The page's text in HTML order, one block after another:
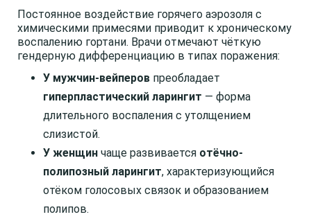
Постоянное воздействие горячего аэрозоля с
химическими примесями приводит к хроническому
воспалению гортани. Врачи отмечают чёткую
гендерную дифференциацию в типах поражения:
У мужчин-вейперов преобладает
гиперпластический ларингит — форма
длительного воспаления с утолщением
слизистой.
У женщин чаще развивается отёчно-
полипозный ларингит, характеризующийся
отёком голосовых связок и образованием
полипов.